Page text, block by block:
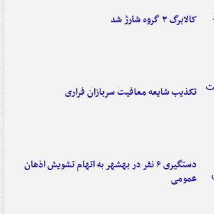
کالابرگ ۳ گروه شارژ شد
تکذیب شایعه معافیت سربازان فراری
دستگیری ۶ نفر در بهشهر به اتهام تشویش اذهان
عمومی